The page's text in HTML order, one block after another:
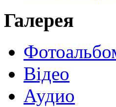
Галерея
Відео
Аудио